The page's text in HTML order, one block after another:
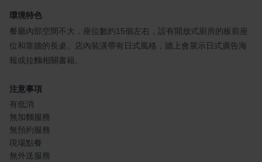
環境特色
餐廳內部空間不大，座位數約15個左右，設有開放式廚房的板前座
位和靠牆的長桌。店內裝潢帶有日式風格，牆上會展示日式廣告海
報或拉麵相關書籍。
注意事項
有低消
無加麵服務
無預約服務
現場點餐
無外送服務